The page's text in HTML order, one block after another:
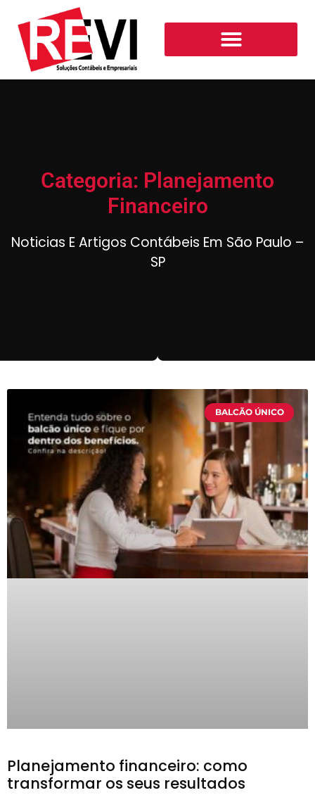
Categoria: Planejamento
Financeiro
Noticias E Artigos Contábeis Em São Paulo –
SP
BALCÃO ÚNICO
Planejamento financeiro: como
transformar os seus resultados